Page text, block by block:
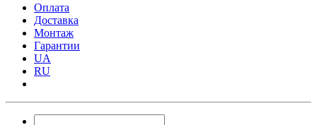
Оплата
Доставка
Монтаж
Гарантии
UA
RU